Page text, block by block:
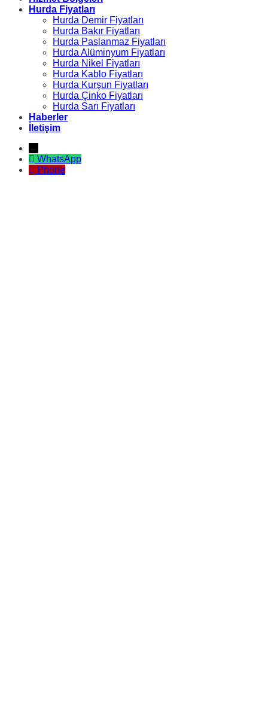
Hurda Fiyatları
Hurda Demir Fiyatları
Hurda Bakır Fiyatları
Hurda Paslanmaz Fiyatları
Hurda Alüminyum Fiyatları
Hurda Nikel Fiyatları
Hurda Kablo Fiyatları
Hurda Kurşun Fiyatları
Hurda Çinko Fiyatları
Hurda Sarı Fiyatları
Haberler
İletişim
←
WhatsApp
Phone